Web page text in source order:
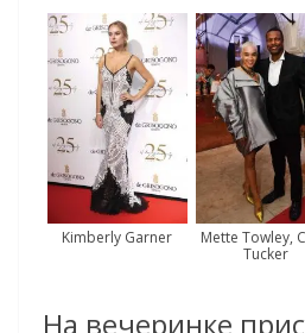
Kimberly Garner
Mette Towley,
Tucker
На вечеринке